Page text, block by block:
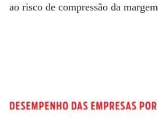
ao risco de compressão da margem